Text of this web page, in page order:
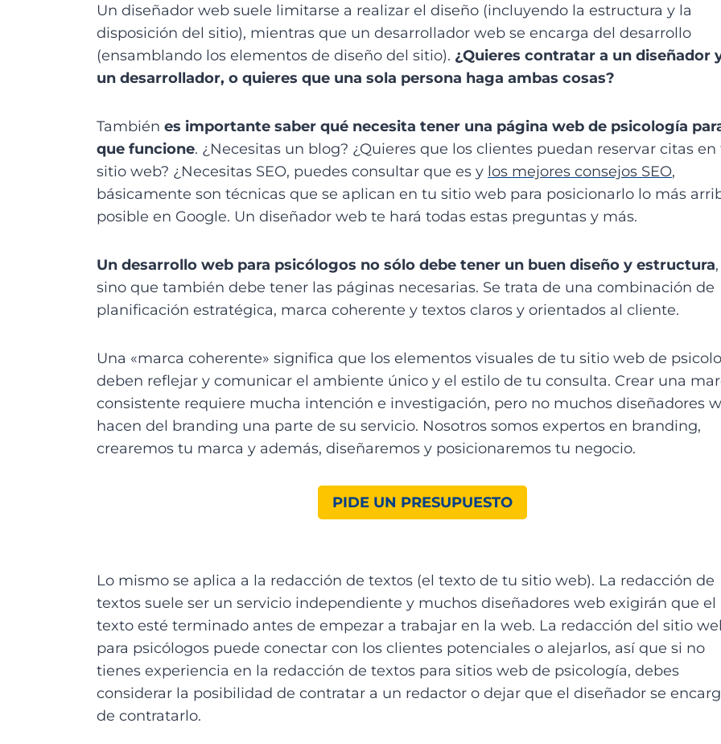
Un diseñador web suele limitarse a realizar el diseño (incluyendo la estructura y la
disposición del sitio), mientras que un desarrollador web se encarga del desarrollo
(ensamblando los elementos de diseño del sitio). ¿Quieres contratar a un diseñador
un desarrollador, o quieres que una sola persona haga ambas cosas?
También es importante saber qué necesita tener una página web de psicología
que funcione. ¿Necesitas un blog? ¿Quieres que los clientes puedan reservar citas en
sitio web? ¿Necesitas SEO, puedes consultar que es y los mejores consejos SEO,
básicamente son técnicas que se aplican en tu sitio web para posicionarlo lo más
posible en Google. Un diseñador web te hará todas estas preguntas y más.
Un desarrollo web para psicólogos no sólo debe tener un buen diseño y estructura,
sino que también debe tener las páginas necesarias. Se trata de una combinación de
planificación estratégica, marca coherente y textos claros y orientados al cliente.
Una «marca coherente» significa que los elementos visuales de tu sitio web de
deben reflejar y comunicar el ambiente único y el estilo de tu consulta. Crear una
consistente requiere mucha intención e investigación, pero no muchos diseñadores
hacen del branding una parte de su servicio. Nosotros somos expertos en branding,
crearemos tu marca y además, diseñaremos y posicionaremos tu negocio.
PIDE UN PRESUPUESTO
Lo mismo se aplica a la redacción de textos (el texto de tu sitio web). La redacción de
textos suele ser un servicio independiente y muchos diseñadores web exigirán que el
texto esté terminado antes de empezar a trabajar en la web. La redacción del sitio
para psicólogos puede conectar con los clientes potenciales o alejarlos, así que si no
tienes experiencia en la redacción de textos para sitios web de psicología, debes
considerar la posibilidad de contratar a un redactor o dejar que el diseñador se
de contratarlo.